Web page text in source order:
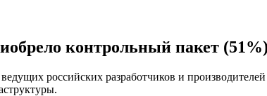
контрольный пакет
российских разработчиков и